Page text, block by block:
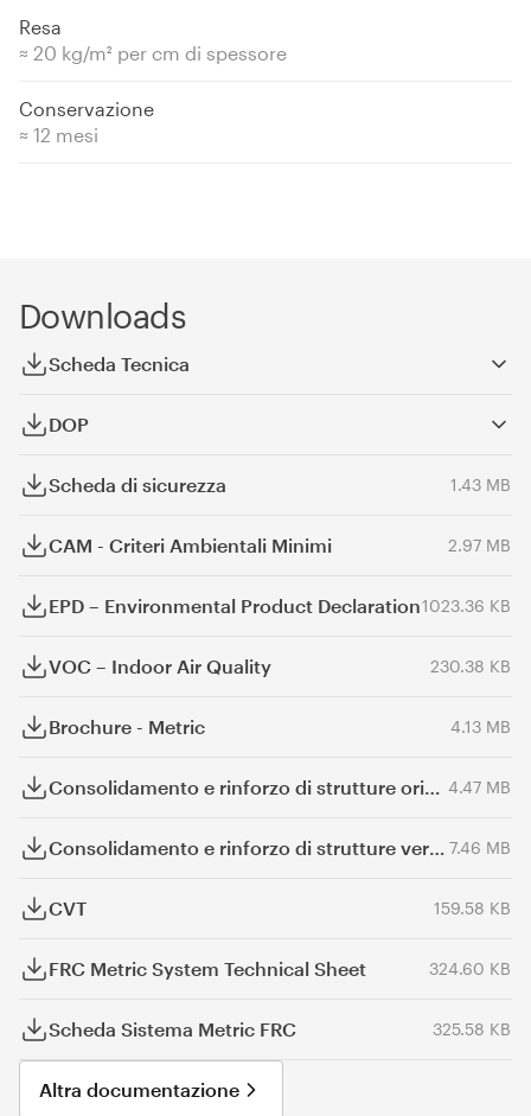
Resa
≈ 20 kg/m² per cm di spessore
Conservazione
≈ 12 mesi
Downloads
Scheda Tecnica
DOP
Scheda di sicurezza 1.43 MB
CAM - Criteri Ambientali Minimi 2.97 MB
EPD – Environmental Product Declaration1023.36 KB
VOC – Indoor Air Quality 230.38 KB
Brochure - Metric 4.13 MB
Consolidamento e rinforzo di strutture orizzontali 4.47 MB
Consolidamento e rinforzo di strutture verticali 7.46 MB
CVT 159.58 KB
FRC Metric System Technical Sheet 324.60 KB
Scheda Sistema Metric FRC 325.58 KB
Altra documentazione